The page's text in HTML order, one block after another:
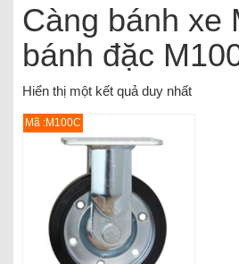
Càng bánh xe
bánh đặc
Hiển thị một kết quả duy nhất
Mã :M100C